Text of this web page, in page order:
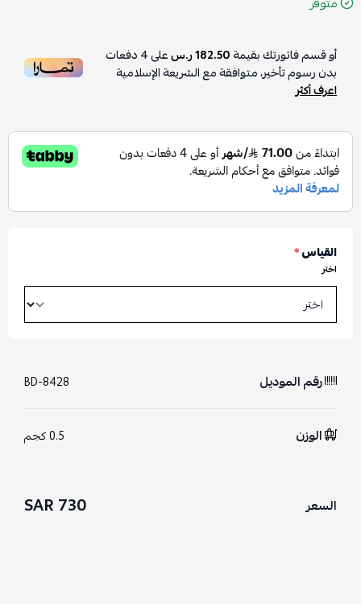
أو قسم فاتورتك بقيمة182.50 ر.س على4دفعات
بدون رسوم تأخير، متوافقة مع الشريعة الإسلامية
اعرف أكثر
القياس*
اختر
رقم الموديل BD-8428
الوزن 0.5 كجم
السعر 730 SAR